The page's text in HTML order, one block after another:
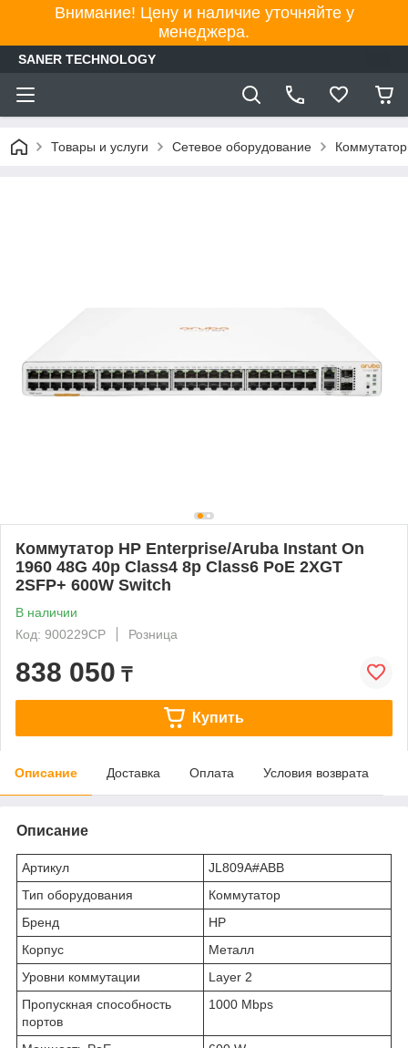
Внимание! Цену и наличие уточняйте у
менеджера.
SANER TECHNOLOGY
Товары и услуги Сетевое оборудование
Коммутатор HP Enterprise/Aruba Instant On
1960 48G 40p Class4 8p Class6 PoE 2XGT
2SFP+ 600W Switch
В наличии
Код: 900229CP
Розница
838 050 ₸
Купить
Описание Доставка Оплата Условия возврата
Описание
Артикул
JL809A#ABB
Тип оборудования
Коммутатор
Бренд
HP
Корпус
Металл
Уровни коммутации
Layer 2
Пропускная способность
портов
1000 Mbps